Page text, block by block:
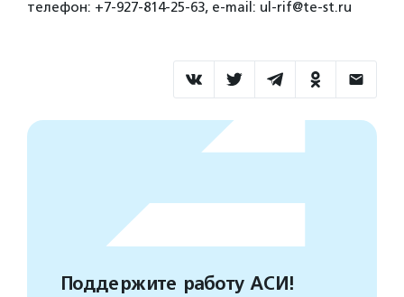
телефон: +7-927-814-25-63, e-mail: ul-rif@te-st.ru
Поддержите работу АСИ!